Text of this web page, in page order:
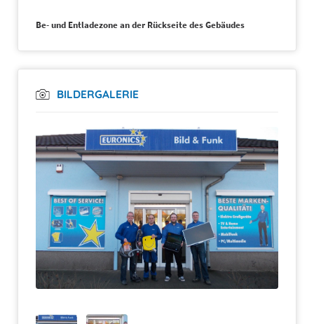
Be- und Entladezone an der Rückseite des Gebäudes
BILDERGALERIE